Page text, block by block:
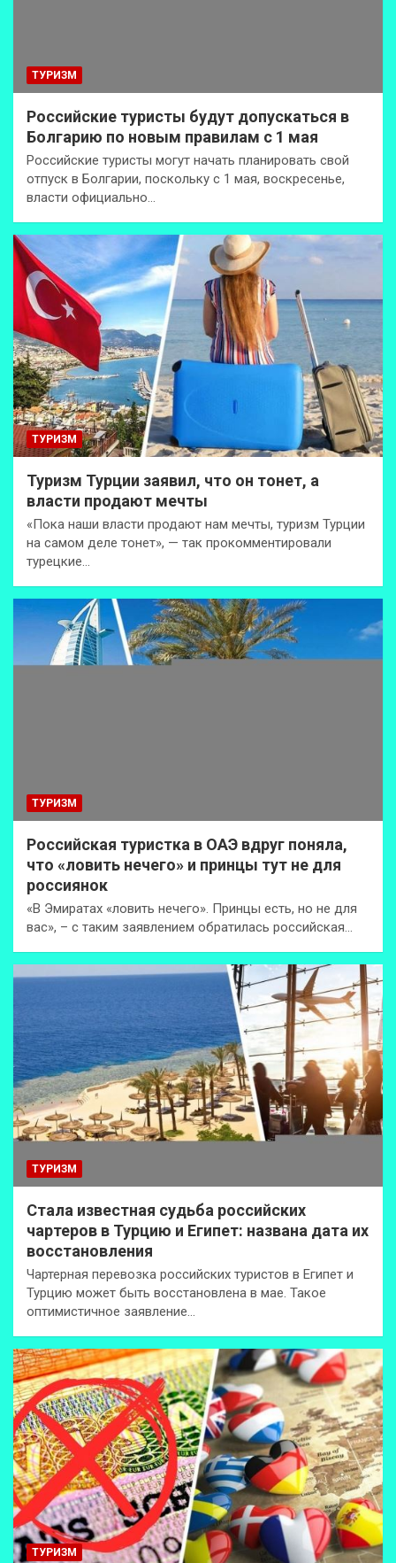
ТУРИЗМ
Российские туристы будут допускаться в
Болгарию по новым правилам с 1 мая
Российские туристы могут начать планировать свой
отпуск в Болгарии, поскольку с 1 мая, воскресенье,
власти официально…
ТУРИЗМ
Туризм Турции заявил, что он тонет, а
власти продают мечты
«Пока наши власти продают нам мечты, туризм Турции
на самом деле тонет», — так прокомментировали
турецкие…
ТУРИЗМ
Российская туристка в ОАЭ вдруг поняла,
что «ловить нечего» и принцы тут не для
россиянок
«В Эмиратах «ловить нечего». Принцы есть, но не для
вас», – с таким заявлением обратилась российская…
ТУРИЗМ
Стала известная судьба российских
чартеров в Турцию и Египет: названа дата их
восстановления
Чартерная перевозка российских туристов в Египет и
Турцию может быть восстановлена в мае. Такое
оптимистичное заявление…
ТУРИЗМ